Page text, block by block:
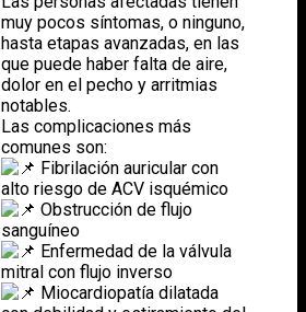
muy pocos síntomas, o ninguno,
hasta etapas avanzadas, en las
que puede haber falta de aire,
dolor en el pecho y arritmias
notables.
Las complicaciones más
comunes son:
Fibrilación auricular con
alto riesgo de ACV isquémico
Obstrucción de flujo
sanguíneo
Enfermedad de la válvula
mitral con flujo inverso
Miocardiopatía dilatada